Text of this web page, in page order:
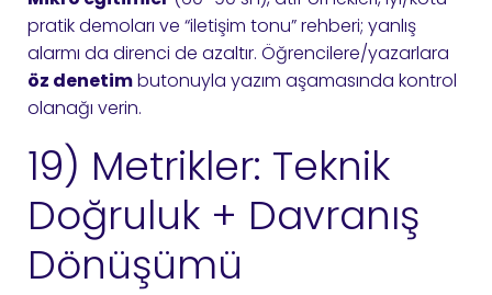
pratik demoları ve “iletişim tonu” rehberi; yanlış
alarmı da direnci de azaltır. Öğrencilere/yazarlara
öz denetimbutonuyla yazım aşamasında kontrol
olanağı verin.
19) Metrikler: Teknik
Doğruluk + Davranış
Dönüşümü